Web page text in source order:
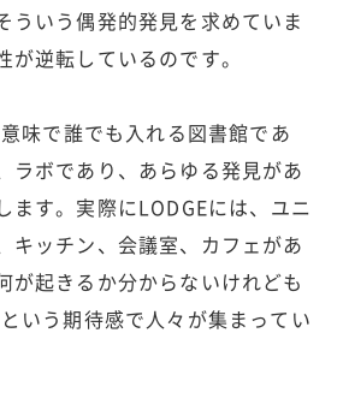
ういう偶発的発見を求めていま
逆転しているのです。
味で誰でも入れる図書館であ
ラボであり、あらゆる発見があ
ます。実際にLODGEには、ユニ
キッチン、会議室、カフェがあ
が起きるか分からないけれども
いう期待感で人々が集まってい